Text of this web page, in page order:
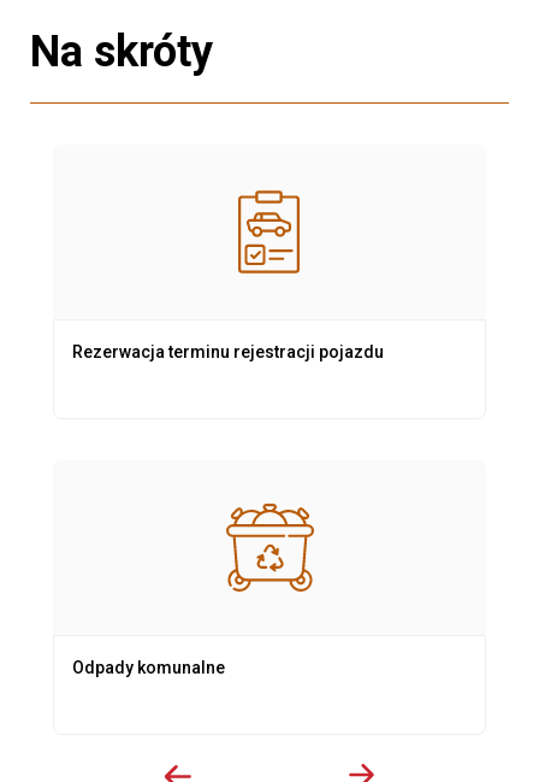
Na skróty
Rezerwacja terminu rejestracji pojazdu
Odpady komunalne